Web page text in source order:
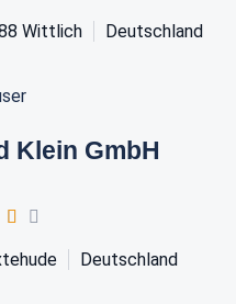
Wittlich Deutschland
Klein GmbH
Deutschland